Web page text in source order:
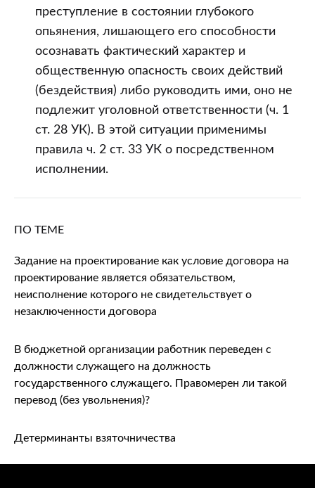
преступление в состоянии глубокого
опьянения, лишающего его способности
осознавать фактический характер и
общественную опасность своих действий
(бездействия) либо руководить ими, оно не
подлежит уголовной ответственности (ч. 1
ст. 28 УК). В этой ситуации применимы
правила ч. 2 ст. 33 УК о посредственном
исполнении.
ПО ТЕМЕ
Задание на проектирование как условие договора на
проектирование является обязательством,
неисполнение которого не свидетельствует о
незаключенности договора
В бюджетной организации работник переведен с
должности служащего на должность
государственного служащего. Правомерен ли такой
перевод (без увольнения)?
Детерминанты взяточничества